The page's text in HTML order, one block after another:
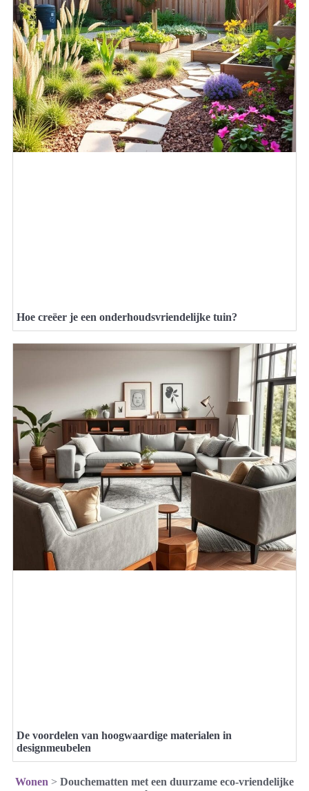
Hoe creëer je een onderhoudsvriendelijke tuin?
De voordelen van hoogwaardige materialen in
designmeubelen
Wonen > Douchematten met een duurzame eco-vriendelijke